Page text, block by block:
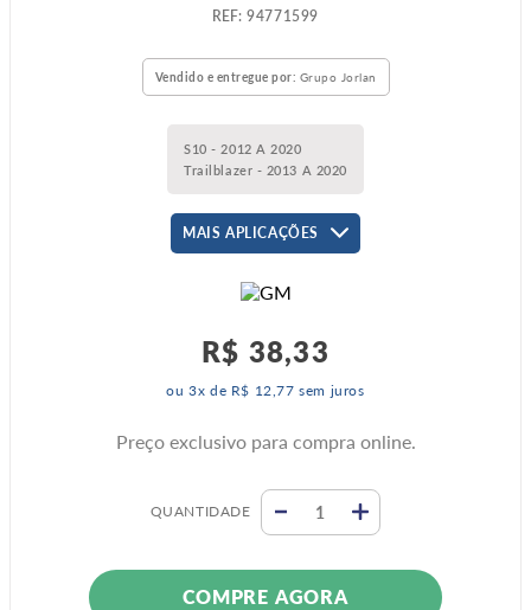
:94771599
Vendido e entregue por: Grupo Jorlan
S10 - 2012 A 2020
Trailblazer - 2013 A 2020
MAIS APLICAÇÕES
R$ 38,33
ou3x de R$ 12 ,77 sem juros
Preço exclusivo para compra online.
QUANTIDADE
COMPRE AGORA